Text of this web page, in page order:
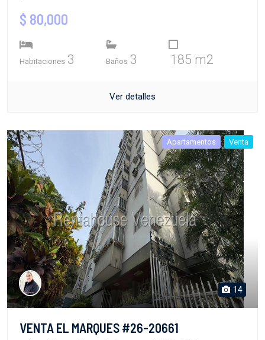
$ 80,000
Habitaciones 3 Baños 3 185 m2
Ver detalles
Apartamentos Venta
14
VENTA EL MARQUES #26-20661